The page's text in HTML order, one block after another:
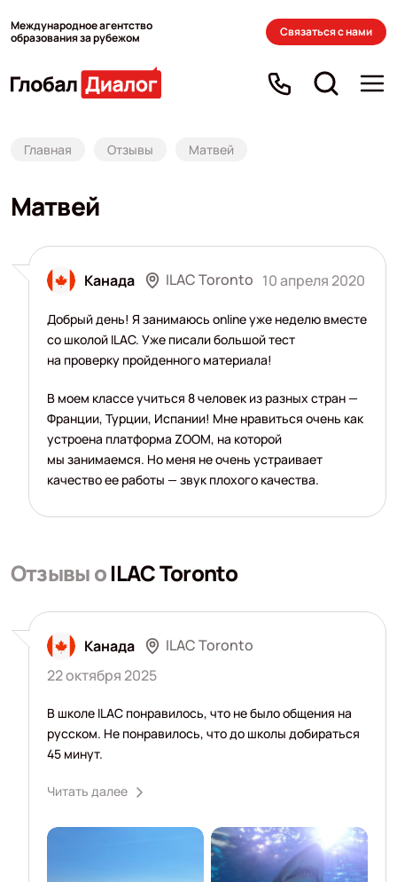
Международное агентство
образования за рубежом
Связаться с нами
Главная Отзывы Матвей
Матвей
Канада ILAC Toronto 10 апреля 2020
Добрый день! Я занимаюсь online уже неделю вместе
со школой ILAC. Уже писали большой тест
на проверку пройденного материала!
В моем классе учиться 8 человек из разных стран —
Франции, Турции, Испании! Мне нравиться очень как
устроена платформа ZOOM, на которой
мы занимаемся. Но меня не очень устраивает
качество ее работы — звук плохого качества.
Отзывы оILAC Toronto
Канада
ILAC Toronto
22 октября 2025
В школе ILAC понравилось, что не было общения на
русском. Не понравилось, что до школы добираться
45 минут.
Читать далее